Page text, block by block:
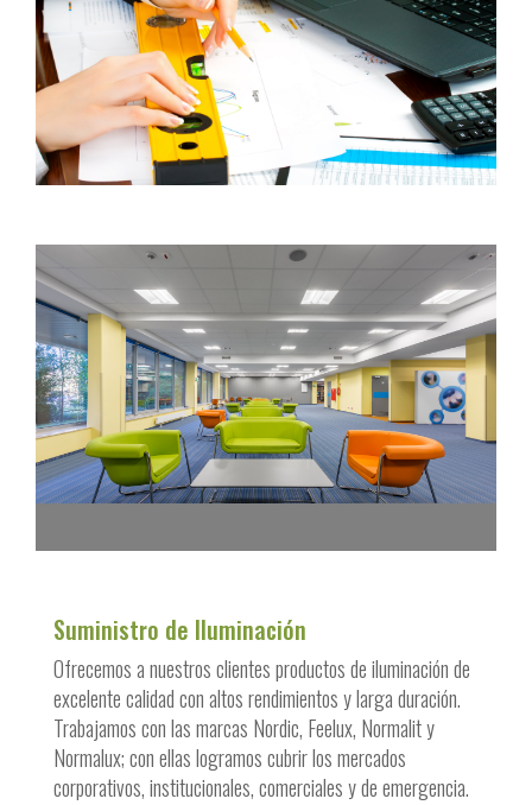
Suministro de Iluminación
Ofrecemos a nuestros clientes productos de iluminación de
excelente calidad con altos rendimientos y larga duración.
Trabajamos con las marcas Nordic, Feelux, Normalit y
Normalux; con ellas logramos cubrir los mercados
corporativos, institucionales, comerciales y de emergencia.